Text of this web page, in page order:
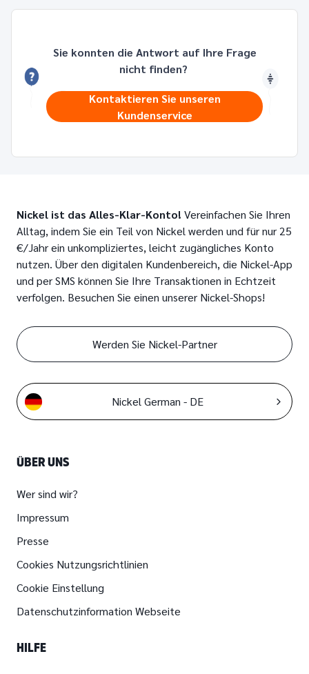
Sie konnten die Antwort auf Ihre Frage
nicht finden?
Kontaktieren Sie unseren
Kundenservice
Nickel ist das Alles-Klar-Konto! Vereinfachen Sie Ihren
Alltag, indem Sie ein Teil von Nickel werden und für nur 25
€/Jahr ein unkompliziertes, leicht zugängliches Konto
nutzen. Über den digitalen Kundenbereich, die Nickel-App
und per SMS können Sie Ihre Transaktionen in Echtzeit
verfolgen. Besuchen Sie einen unserer Nickel-Shops!
ÜBER UNS
Wer sind wir?
Impressum
Presse
Cookies Nutzungsrichtlinien
Cookie Einstellung
Datenschutzinformation Webseite
HILFE
Werden Sie Nickel-Partner
Nickel German - DE